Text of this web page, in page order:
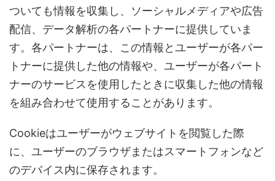
ついても情報を収集し、ソーシャルメディアや広告
配信、データ解析の各パートナーに提供していま
す。各パートナーは、この情報とユーザーが各パー
トナーに提供した他の情報や、ユーザーが各パート
ナーのサービスを使用したときに収集した他の情報
を組み合わせて使用することがあります。
Cookieはユーザーがウェブサイトを閲覧した際
に、ユーザーのブラウザまたはスマートフォンなど
のデバイス内に保存されます。